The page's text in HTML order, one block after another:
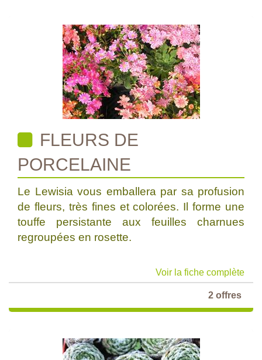
FLEURS DE
PORCELAINE
Le Lewisia vous emballera par sa profusion
de fleurs, très fines et colorées. Il forme une
touffe persistante aux feuilles charnues
regroupées en rosette.
Voir la fiche complète
2 offres